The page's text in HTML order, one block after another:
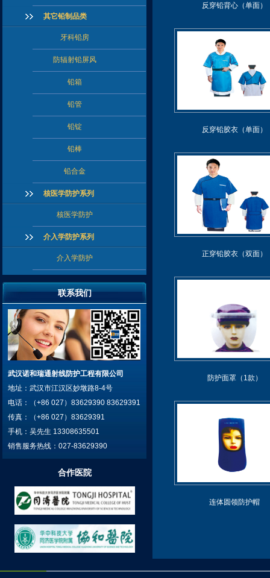
其它铅制品类
牙科铅房
防辐射铅屏风
铅箱
铅管
铅锭
铅棒
铅合金
核医学防护系列
核医学防护
介入学防护系列
介入学防护
联系我们
武汉诺和瑞通射线防护工程有限公司
地址：武汉市江汉区妙墩路8-4号
电话：（+86 027）83629390 83629391
传真：（+86 027）83629391
手机：吴先生 13308635501
销售服务热线：027-83629390
合作医院
反穿铅背心（单面）
反穿铅胶衣（单面）
正穿铅胶衣（双面）
防护面罩（1款）
连体圆领防护帽